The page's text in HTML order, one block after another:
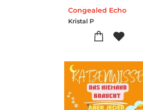
Congealed Echo
Kristal P